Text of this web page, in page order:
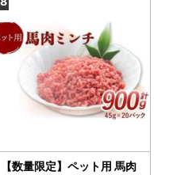
ック 静岡 富士市 [sf024-0
15]
【数量限定】ペット用 馬肉